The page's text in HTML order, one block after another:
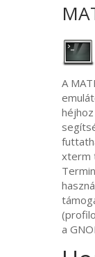
A
héjhoz
xterm
a